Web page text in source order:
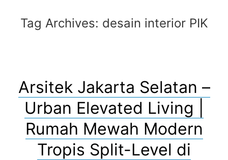
Tag Archives: desain interior PIK
Arsitek Jakarta Selatan –
Urban Elevated Living |
Rumah Mewah Modern
Tropis Split-Level di